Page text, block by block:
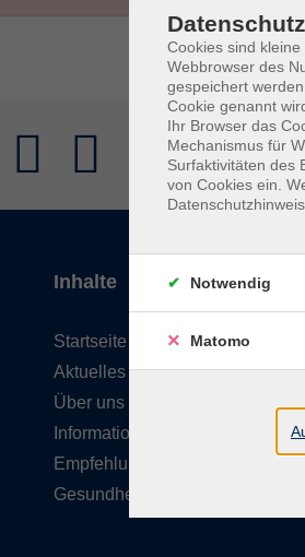
Inhalte
Startseite
Aktuelles
Über uns
Informationen
Empfehlungen
Gesundheitskurse
Datenschutz
Cookies sind
Webbrowser des
gespeichert
Cookie genannt
Ihr Browser das
Mechanismus für
Surfaktivitäten des
von Cookies ein.
Notwendig
Matomo